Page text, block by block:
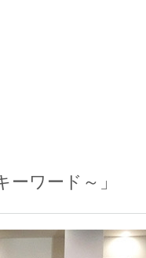
ワード～」